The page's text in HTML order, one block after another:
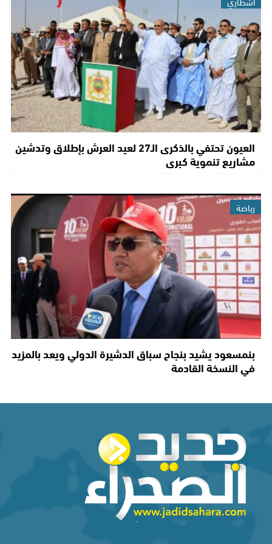
العيون تحتفي بالذكرى الـ27 لعيد العرش بإطلاق وتدشين
مشاريع تنموية كبرى
رياضة
بنمسعود يشيد بنجاح سباق الدشيرة الدولي ويعد بالمزيد
في النسخة القادمة